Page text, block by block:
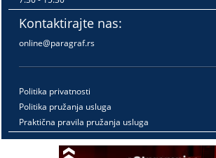
Kontaktirajte nas:
online@paragraf.rs
Politika privatnosti
Politika pružanja usluga
Praktična pravila pružanja usluga